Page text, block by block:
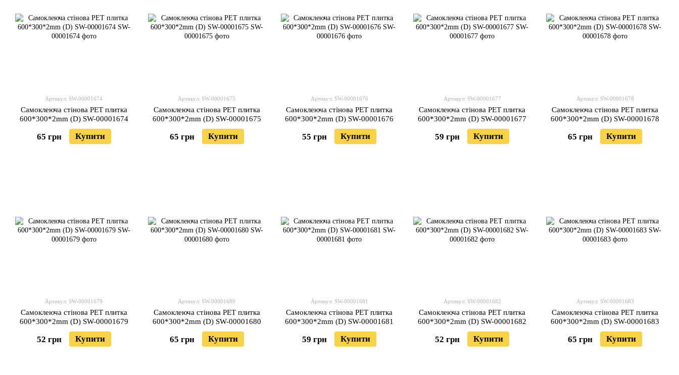
Артикул: SW-00001674
Самоклеюча стінова PET плитка
600*300*2mm (D) SW-00001674
65 грн Купити
Артикул: SW-00001675
Самоклеюча стінова PET плитка
600*300*2mm (D) SW-00001675
65 грн Купити
Артикул: SW-00001676
Самоклеюча стінова PET плитка
600*300*2mm (D) SW-00001676
55 грн Купити
Артикул: SW-00001677
Самоклеюча стінова PET плитка
600*300*2mm (D) SW-00001677
59 грн Купити
Артикул: SW-00001678
Самоклеюча стінова PET плитка
600*300*2mm (D) SW-00001678
65 грн Купити
Артикул: SW-00001679
Самоклеюча стінова PET плитка
600*300*2mm (D) SW-00001679
52 грн Купити
Артикул: SW-00001680
Самоклеюча стінова PET плитка
600*300*2mm (D) SW-00001680
65 грн Купити
Артикул: SW-00001681
Самоклеюча стінова PET плитка
600*300*2mm (D) SW-00001681
59 грн Купити
Артикул: SW-00001682
Самоклеюча стінова PET плитка
600*300*2mm (D) SW-00001682
52 грн Купити
Артикул: SW-00001683
Самоклеюча стінова PET плитка
600*300*2mm (D) SW-00001683
65 грн Купити